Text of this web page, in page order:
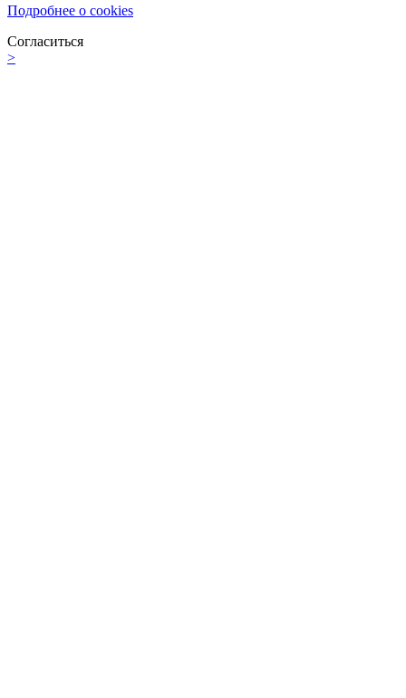
Подробнее о cookies
Согласиться
>